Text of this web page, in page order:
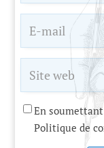
En
Politique de